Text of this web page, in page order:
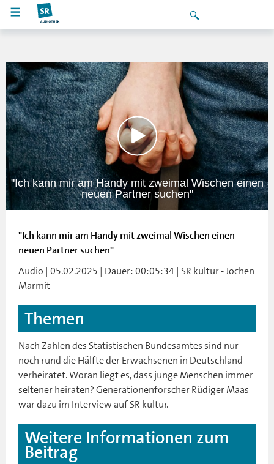
"Ich kann mir am Handy mit zweimal Wischen einen
neuen Partner suchen"
"Ich kann mir am Handy mit zweimal Wischen einen
neuen Partner suchen"
Audio | 05.02.2025 | Dauer: 00:05:34 | SR kultur - Jochen
Marmit
Themen
Nach Zahlen des Statistischen Bundesamtes sind nur
noch rund die Hälfte der Erwachsenen in Deutschland
verheiratet. Woran liegt es, dass junge Menschen immer
seltener heiraten? Generationenforscher Rüdiger Maas
war dazu im Interview auf SR kultur.
Weitere Informationen zum
Beitrag